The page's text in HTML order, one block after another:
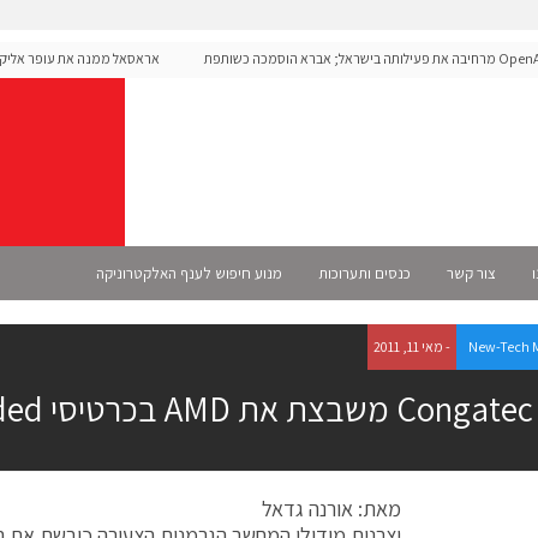
OpenAI מרחיבה את פעילותה בישראל; אברא הוסמכה כשותפת
אראסאל ממנה את עופר
צור קשר כנסים ותערוכות מנוע חיפוש לענף האלקטרוניקה
New-Tech - מאי 11, 2011
Congatec משבצת את AMD בכרטיסי Embedded
מאת: אורנה גדאל